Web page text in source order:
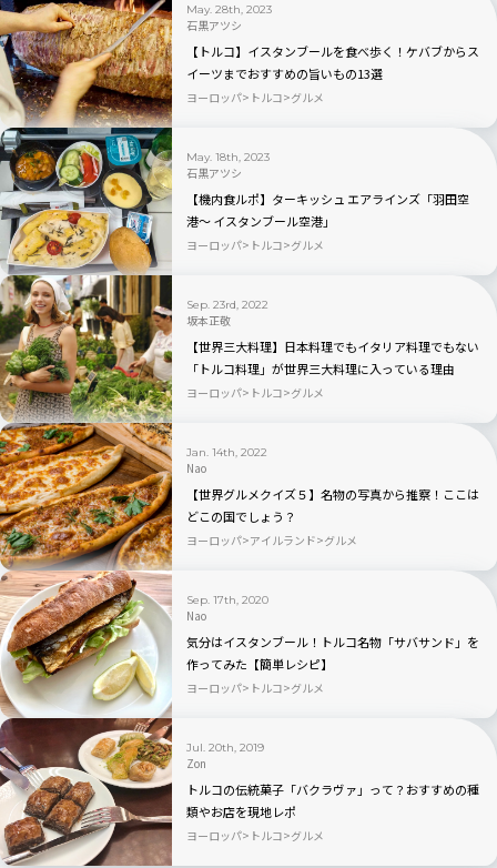
May. 28th, 2023
石黒アツシ
【トルコ】イスタンブールを食べ歩く！ケバブからス
イーツまでおすすめの旨いもの13選
ヨーロッパ トルコ グルメ
May. 18th, 2023
石黒アツシ
【機内食ルポ】ターキッシュ エアラインズ「羽田空
港〜 イスタンブール空港」
ヨーロッパ トルコ グルメ
Sep. 23rd, 2022
坂本正敬
【世界三大料理】日本料理でもイタリア料理でもない
「トルコ料理」が世界三大料理に入っている理由
ヨーロッパ トルコ グルメ
Jan. 14th, 2022
Nao
【世界グルメクイズ５】名物の写真から推察！ここは
どこの国でしょう？
ヨーロッパ アイルランド グルメ
Sep. 17th, 2020
Nao
気分はイスタンブール！トルコ名物「サバサンド」を
作ってみた【簡単レシピ】
ヨーロッパ トルコ グルメ
Jul. 20th, 2019
Zon
トルコの伝統菓子「バクラヴァ」って？おすすめの種
類やお店を現地レポ
ヨーロッパ トルコ グルメ